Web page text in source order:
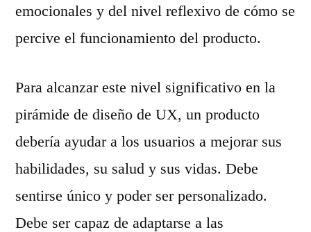
emocionales y del nivel reflexivo de cómo se
percive el funcionamiento del producto.
Para alcanzar este nivel significativo en la
pirámide de diseño de UX, un producto
debería ayudar a los usuarios a mejorar sus
habilidades, su salud y sus vidas. Debe
sentirse único y poder ser personalizado.
Debe ser capaz de adaptarse a las